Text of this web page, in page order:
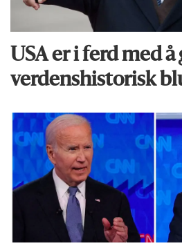
USA er i ferd med å
verdens­historisk